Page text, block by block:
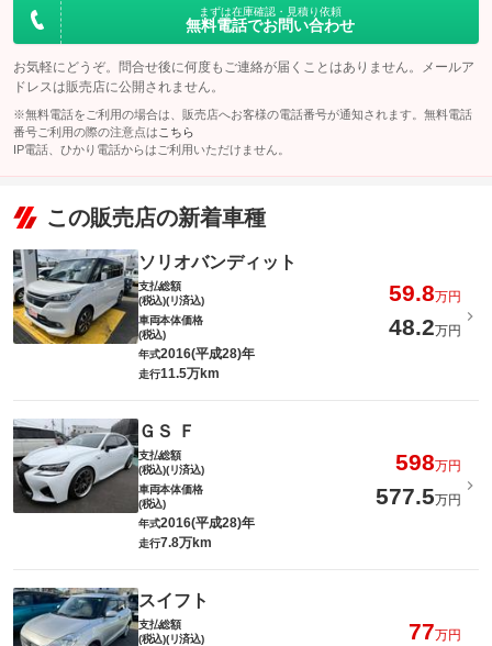
まずは在庫確認・見積り依頼
無料電話でお問い合わせ
お気軽にどうぞ。問合せ後に何度もご連絡が届くことはありません。メールア
ドレスは販売店に公開されません。
※無料電話をご利用の場合は、販売店へお客様の電話番号が通知されます。無料電話
番号ご利用の際の注意点は こちら
IP電話、ひかり電話からはご利用いただけません。
この販売店の新着車種
ソリオバンディット
支払総額
(税込)(リ済込)
59.8万円
車両本体価格
(税込)
48.2万円
年式2016(平成28)年
走行11.5万km
ＧＳ Ｆ
支払総額
(税込)(リ済込)
598万円
車両本体価格
(税込)
577.5万円
年式2016(平成28)年
走行7.8万km
スイフト
支払総額
(税込)(リ済込)
77万円